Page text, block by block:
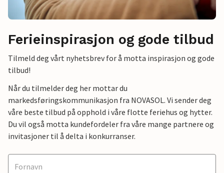
Ferieinspirasjon og gode tilbud
Tilmeld deg vårt nyhetsbrev for å motta inspirasjon og gode
tilbud!
Når du tilmelder deg her mottar du
markedsføringskommunikasjon fra NOVASOL. Vi sender deg
våre beste tilbud på opphold i våre flotte feriehus og hytter.
Du vil også motta kundefordeler fra våre mange partnere og
invitasjoner til å delta i konkurranser.